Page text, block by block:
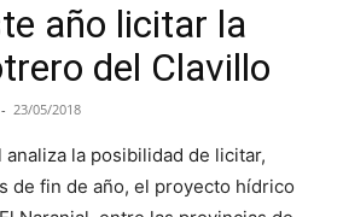
Provincia
año licitar la
del Clavillo
- 23/05/2018
analiza la posibilidad de licitar,
de fin de año, el proyecto hídrico